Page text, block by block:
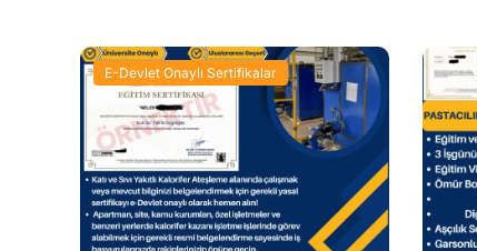
E-Devlet Onaylı Sertifikalar